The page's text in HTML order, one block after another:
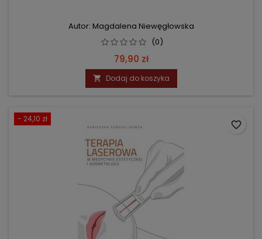
Autor: Magdalena Niewęgłowska
(0)
Cena
79,90 zł
 Dodaj do koszyka
- 24,10 zł
favorite_border